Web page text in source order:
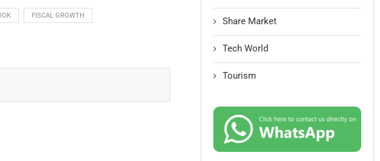
FISCAL GROWTH
Share Market
Tech World
Tourism